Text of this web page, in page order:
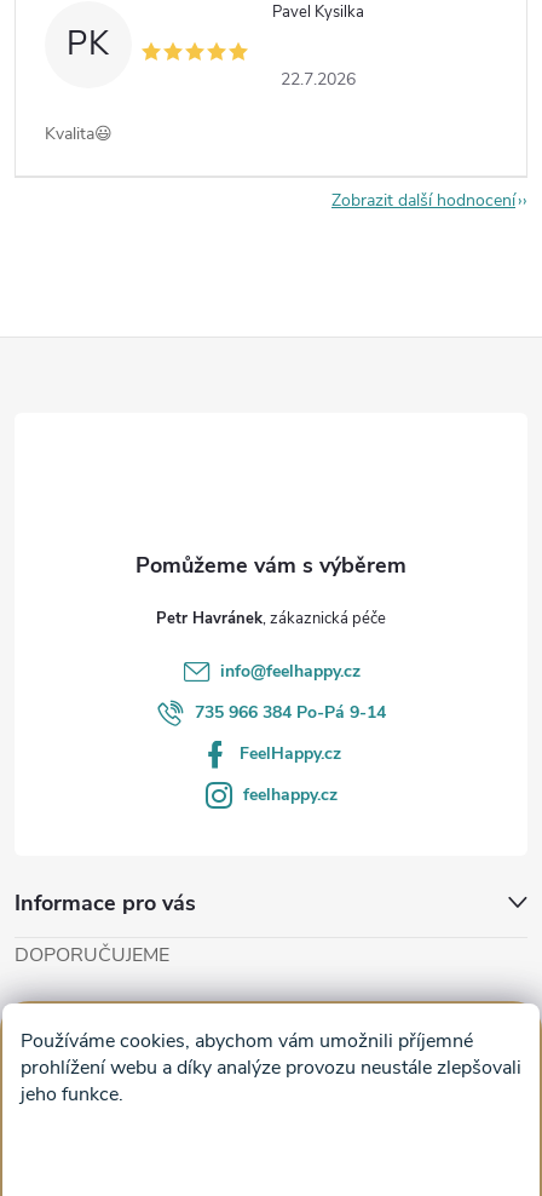
Používáme cookies, abychom vám umožnili příjemné
prohlížení webu a díky analýze provozu neustále zlepšovali
jeho funkce.
PK
Pavel Kysilka
22.7.2026
Kvalita😃
Zobrazit další hodnocení
Petr Havránek
info@feelhappy.cz
735 966 384 Po-Pá 9-14
FeelHappy.cz
feelhappy.cz
Informace pro vás
DOPORUČUJEME
Obrazy na plátně na zeď a stěnu do obýváku
Facebook